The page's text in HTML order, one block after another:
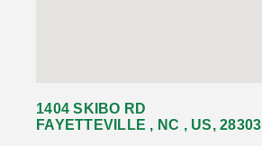
1404 SKIBO RD
FAYETTEVILLE , NC , US, 28303